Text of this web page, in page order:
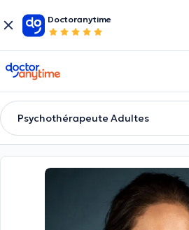
Doctoranytime
doctoranytime
Psychothérapeute Adultes